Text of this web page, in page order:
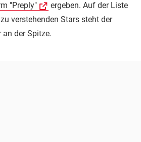
"Preply"
ergeben. Auf der Liste
verstehenden Stars steht der
der Spitze.